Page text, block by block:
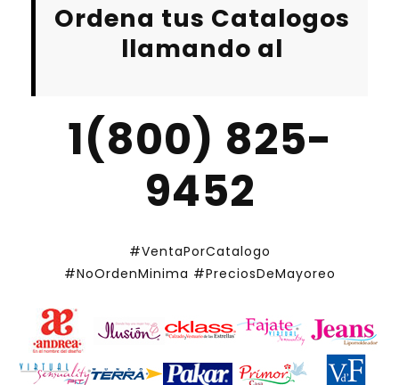
Ordena tus Catalogos
llamando al
1(800) 825-
9452
#VentaPorCatalogo
#NoOrdenMinima #PreciosDeMayoreo